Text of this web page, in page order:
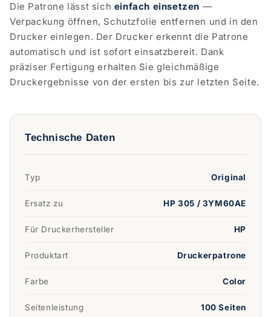
Die Patrone lässt sich einfach einsetzen —
Verpackung öffnen, Schutzfolie entfernen und in den
Drucker einlegen. Der Drucker erkennt die Patrone
automatisch und ist sofort einsatzbereit. Dank
präziser Fertigung erhalten Sie gleichmäßige
Druckergebnisse von der ersten bis zur letzten Seite.
Technische Daten
Typ Original
Ersatz zu HP 305 / 3YM60AE
Für Druckerhersteller HP
Produktart Druckerpatrone
Farbe Color
Seitenleistung 100 Seiten